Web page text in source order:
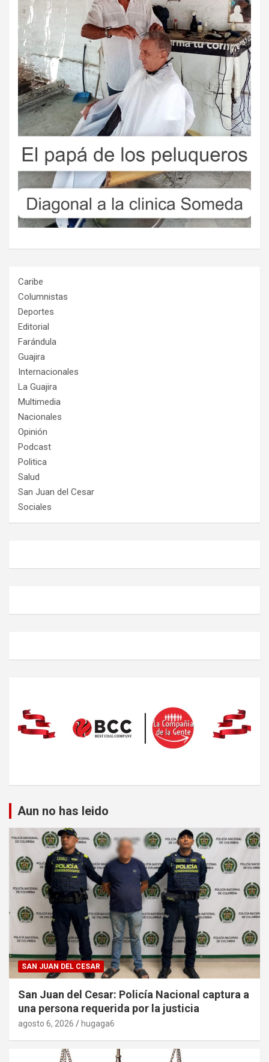
Caribe
Columnistas
Deportes
Editorial
Farándula
Guajira
Internacionales
La Guajira
Multimedia
Nacionales
Opinión
Podcast
Politica
Salud
San Juan del Cesar
Sociales
Aun no has leido
SAN JUAN DEL CESAR
San Juan del Cesar: Policía Nacional captura a
una persona requerida por la justicia
agosto 6, 2026 hugaga6